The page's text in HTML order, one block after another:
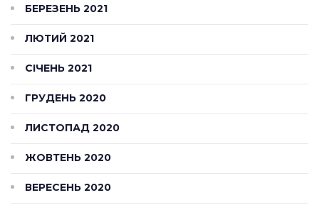
БЕРЕЗЕНЬ 2021
ЛЮТИЙ 2021
СІЧЕНЬ 2021
ГРУДЕНЬ 2020
ЛИСТОПАД 2020
ЖОВТЕНЬ 2020
ВЕРЕСЕНЬ 2020